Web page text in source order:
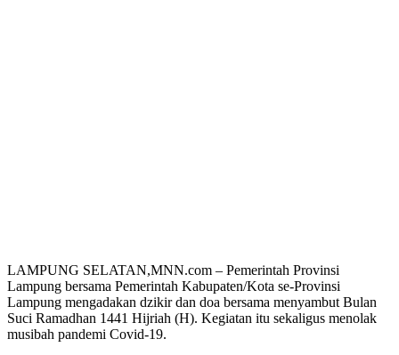
LAMPUNG SELATAN,MNN.com – Pemerintah Provinsi
Lampung bersama Pemerintah Kabupaten/Kota se-Provinsi
Lampung mengadakan dzikir dan doa bersama menyambut Bulan
Suci Ramadhan 1441 Hijriah (H). Kegiatan itu sekaligus menolak
musibah pandemi Covid-19.